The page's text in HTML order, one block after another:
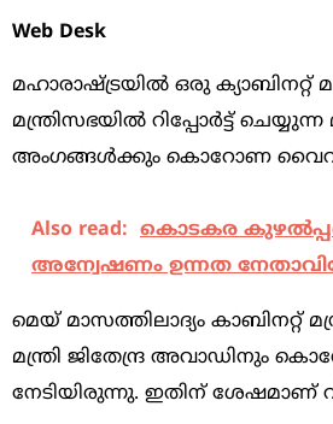
Web Desk
മഹാരാഷ്ട്രയില്‍ ഒരു
മന്ത്രിസഭയില്‍ റിപ്പോര്‍ട്ട്
അംഗങ്ങള്‍ക്കും കൊറോണ വൈറസ്
Also read: കൊടകര
അന്വേഷണം ഉന്നത
മെയ് മാസത്തിലാദ്യം
മന്ത്രി ജിതേന്ദ്ര അവാഡിനും
നേടിയിരുന്നു. ഇതിന് ശേഷമാണ്